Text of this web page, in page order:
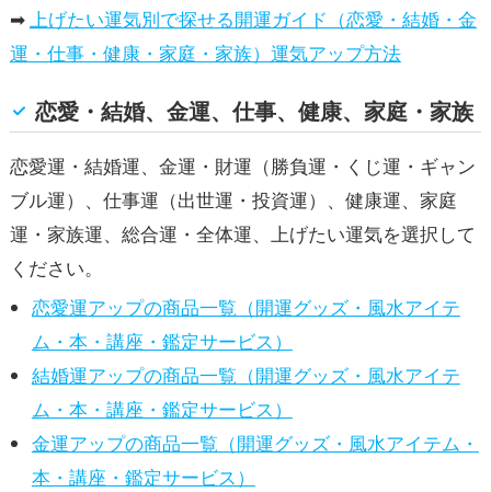
➡上げたい運気別で探せる開運ガイド（恋愛・結婚・金
運・仕事・健康・家庭・家族）運気アップ方法
恋愛・結婚、金運、仕事、健康、家庭・家族
恋愛運・結婚運、金運・財運（勝負運・くじ運・ギャン
ブル運）、仕事運（出世運・投資運）、健康運、家庭
運・家族運、総合運・全体運、上げたい運気を選択して
ください。
恋愛運アップの商品一覧（開運グッズ・風水アイテ
ム・本・講座・鑑定サービス）
結婚運アップの商品一覧（開運グッズ・風水アイテ
ム・本・講座・鑑定サービス）
金運アップの商品一覧（開運グッズ・風水アイテム・
本・講座・鑑定サービス）